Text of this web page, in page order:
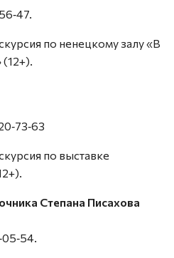
по ненецкому залу «В
по выставке
Степана Писахова